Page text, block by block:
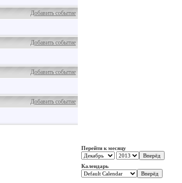
Добавить событие
Добавить событие
Добавить событие
Добавить событие
Перейти к месяцу
Календарь